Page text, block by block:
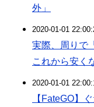
外」
2020-01-01
実際、周りで
これから安く
2020-01-01
【FateGO】